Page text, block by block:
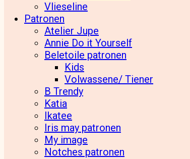
Vlieseline
Patronen
Atelier Jupe
Annie Do it Yourself
Beletoile patronen
Kids
Volwassene/ Tiener
B Trendy
Katia
Ikatee
Iris may patronen
My image
Notches patronen